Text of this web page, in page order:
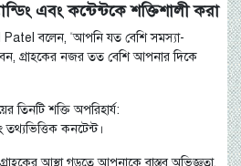
এবং কন্টেন্টকে শক্তিশালী করা
Patel বলেন, “আপনি যত বেশি সমস্যা-
গ্রাহকের নজর তত বেশি আপনার দিকে
তিনটি শক্তি অপরিহার্য:
তথ্যভিত্তিক কনটেন্ট।